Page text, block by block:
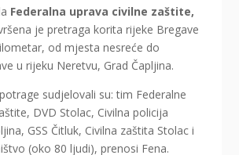
Federalna uprava civilne zaštite,
je pretraga korita rijeke Bregave
od mjesta nesreće do
u rijeku Neretvu, Grad Čapljina.
sudjelovali su: tim Federalne
DVD Stolac, Civilna policija
GSS Čitluk, Civilna zaštita Stolac i
(oko 80 ljudi), prenosi Fena.